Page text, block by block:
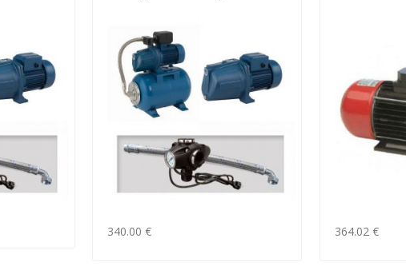
340.00 € 364.02 €